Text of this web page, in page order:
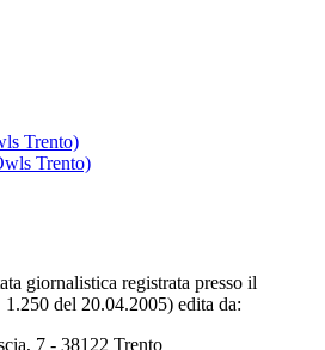
Trento)
Trento)
giornalistica registrata presso il
del 20.04.2005) edita da:
7 - 38122 Trento